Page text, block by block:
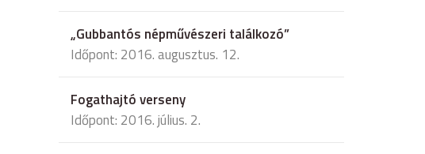
„Gubbantós népművészeri találkozó”
Időpont: 2016. augusztus. 12.
Fogathajtó verseny
Időpont: 2016. július. 2.